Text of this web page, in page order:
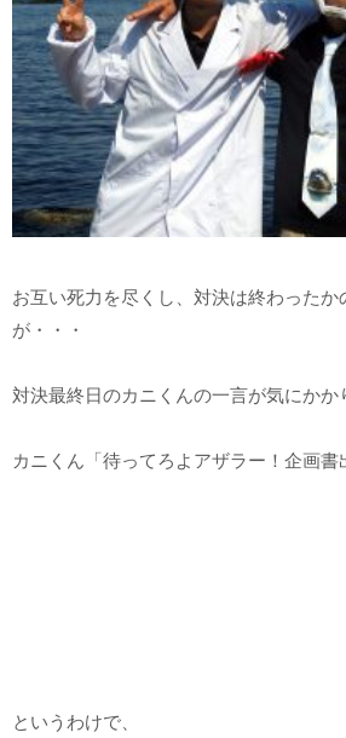
お互い死力を尽くし、対決は終わったか
が・・・
対決最終日のカニくんの一言が気にかか
カニくん「待ってろよアザラー！企画書
というわけで、